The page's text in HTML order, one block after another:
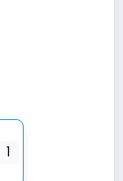
1